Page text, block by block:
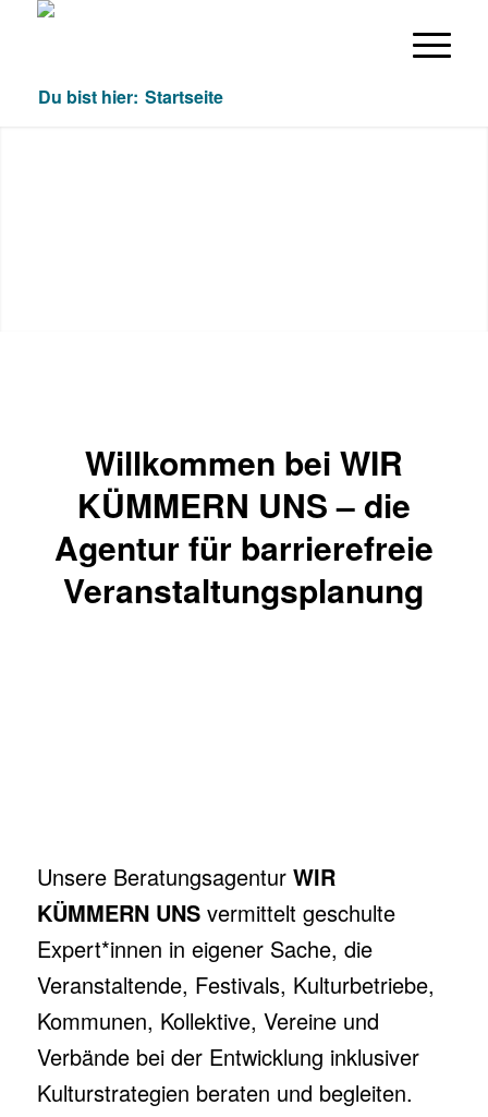
Du bist hier: Startseite
Willkommen bei WIR
KÜMMERN UNS – die
Agentur für barrierefreie
Veranstaltungsplanung
Unsere Beratungsagentur WIR
KÜMMERN UNSvermittelt geschulte
Expert*innen in eigener Sache, die
Veranstaltende, Festivals, Kulturbetriebe,
Kommunen, Kollektive, Vereine und
Verbände bei der Entwicklung inklusiver
Kulturstrategien beraten und begleiten.